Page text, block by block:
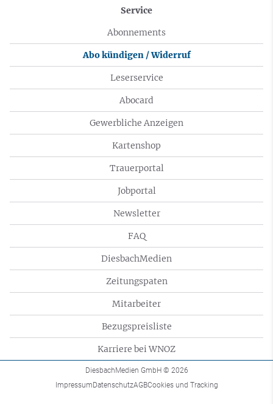
Service
Abonnements
Abo kündigen / Widerruf
Leserservice
Abocard
Gewerbliche Anzeigen
Kartenshop
Trauerportal
Jobportal
Newsletter
FAQ
DiesbachMedien
Zeitungspaten
Mitarbeiter
Bezugspreisliste
Karriere bei WNOZ
DiesbachMedien GmbH © 2026
ImpressumDatenschutzAGBCookies und Tracking